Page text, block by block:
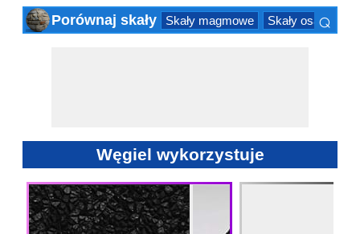
Porównaj skały Skały magmowe Skały osadowe
⌕
Węgiel wykorzystuje